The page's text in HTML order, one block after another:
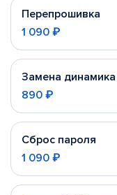
Перепрошивка
1 090 ₽
Замена динамика
890 ₽
Сброс пароля
1 090 ₽